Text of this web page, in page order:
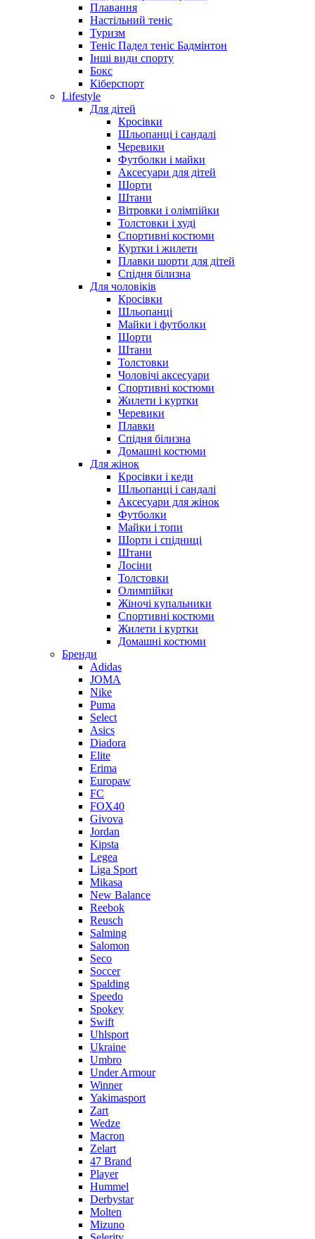
Плавання
Настільний теніс
Туризм
Теніс Падел теніс Бадмінтон
Інші види спорту
Бокс
Кіберспорт
Lifestyle
Для дітей
Кросівки
Шльопанці і сандалі
Черевики
Футболки і майки
Аксесуари для дітей
Шорти
Штани
Вітровки і олімпійки
Толстовки і худі
Спортивні костюми
Куртки і жилети
Плавки шорти для дітей
Спідня білизна
Для чоловіків
Кросівки
Шльопанці
Майки і футболки
Шорти
Штани
Толстовки
Чоловічі аксесуари
Спортивні костюми
Жилети і куртки
Черевики
Плавки
Спідня білизна
Домашні костюми
Для жінок
Кросівки і кеди
Шльопанці і сандалі
Аксесуари для жінок
Футболки
Майки і топи
Шорти і спідниці
Штани
Лосіни
Толстовки
Олимпійки
Жіночі купальники
Спортивні костюми
Жилети і куртки
Домашні костюми
Бренди
Adidas
JOMA
Nike
Puma
Select
Asics
Diadora
Elite
Erima
Europaw
FC
FOX40
Givova
Jordan
Kipsta
Legea
Liga Sport
Mikasa
New Balance
Reebok
Reusch
Salming
Salomon
Seco
Soccer
Spalding
Speedo
Spokey
Swift
Uhlsport
Ukraine
Umbro
Under Armour
Winner
Yakimasport
Zart
Wedze
Macron
Zelart
47 Brand
Player
Hummel
Derbystar
Molten
Mizuno